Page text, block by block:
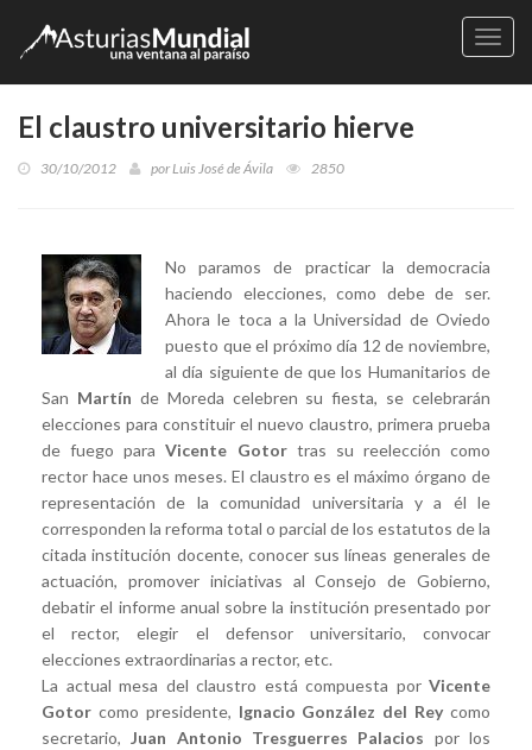
El claustro universitario hierve
30/10/2012 porLuis José de Ávila 2850
No paramos de practicar la democracia
haciendo elecciones, como debe de ser.
Ahora le toca a la Universidad de Oviedo
puesto que el próximo día 12 de noviembre,
al día siguiente de que los Humanitarios de
San Martín de Moreda celebren su fiesta, se celebrarán
elecciones para constituir el nuevo claustro, primera prueba
de fuego paraVicente Gotortras su reelección como
rector hace unos meses. El claustro es el máximo órgano de
representación de la comunidad universitaria y a él le
corresponden la reforma total o parcial de los estatutos de la
citada institución docente, conocer sus líneas generales de
actuación, promover iniciativas al Consejo de Gobierno,
debatir el informe anual sobre la institución presentado por
el rector, elegir el defensor universitario, convocar
elecciones extraordinarias a rector, etc.
La actual mesa del claustro está compuesta porVicente
Gotor como presidente, Ignacio González del Reycomo
secretario,Juan Antonio Tresguerres Palacios por los